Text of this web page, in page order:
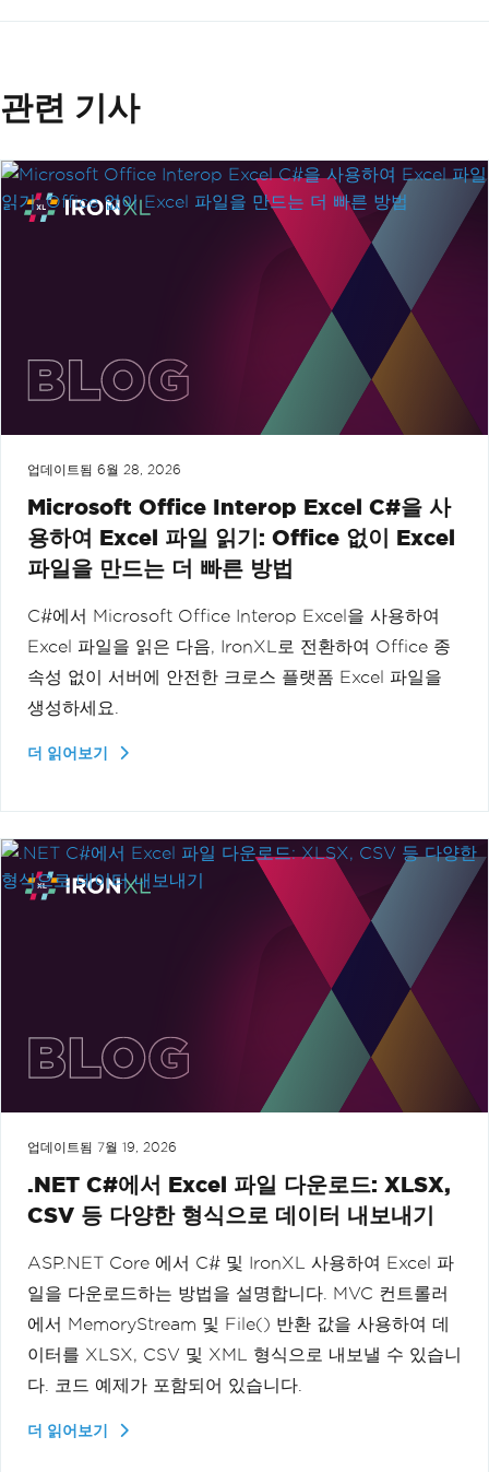
관련 기사
업데이트됨 6월 28, 2026
Microsoft Office Interop Excel C#을 사
용하여 Excel 파일 읽기: Office 없이 Excel
파일을 만드는 더 빠른 방법
C#에서 Microsoft Office Interop Excel을 사용하여
Excel 파일을 읽은 다음, IronXL로 전환하여 Office 종
속성 없이 서버에 안전한 크로스 플랫폼 Excel 파일을
생성하세요.
더 읽어보기
업데이트됨 7월 19, 2026
.NET C#에서 Excel 파일 다운로드: XLSX,
CSV 등 다양한 형식으로 데이터 내보내기
ASP.NET Core 에서 C# 및 IronXL 사용하여 Excel 파
일을 다운로드하는 방법을 설명합니다. MVC 컨트롤러
에서 MemoryStream 및 File() 반환 값을 사용하여 데
이터를 XLSX, CSV 및 XML 형식으로 내보낼 수 있습니
다. 코드 예제가 포함되어 있습니다.
더 읽어보기